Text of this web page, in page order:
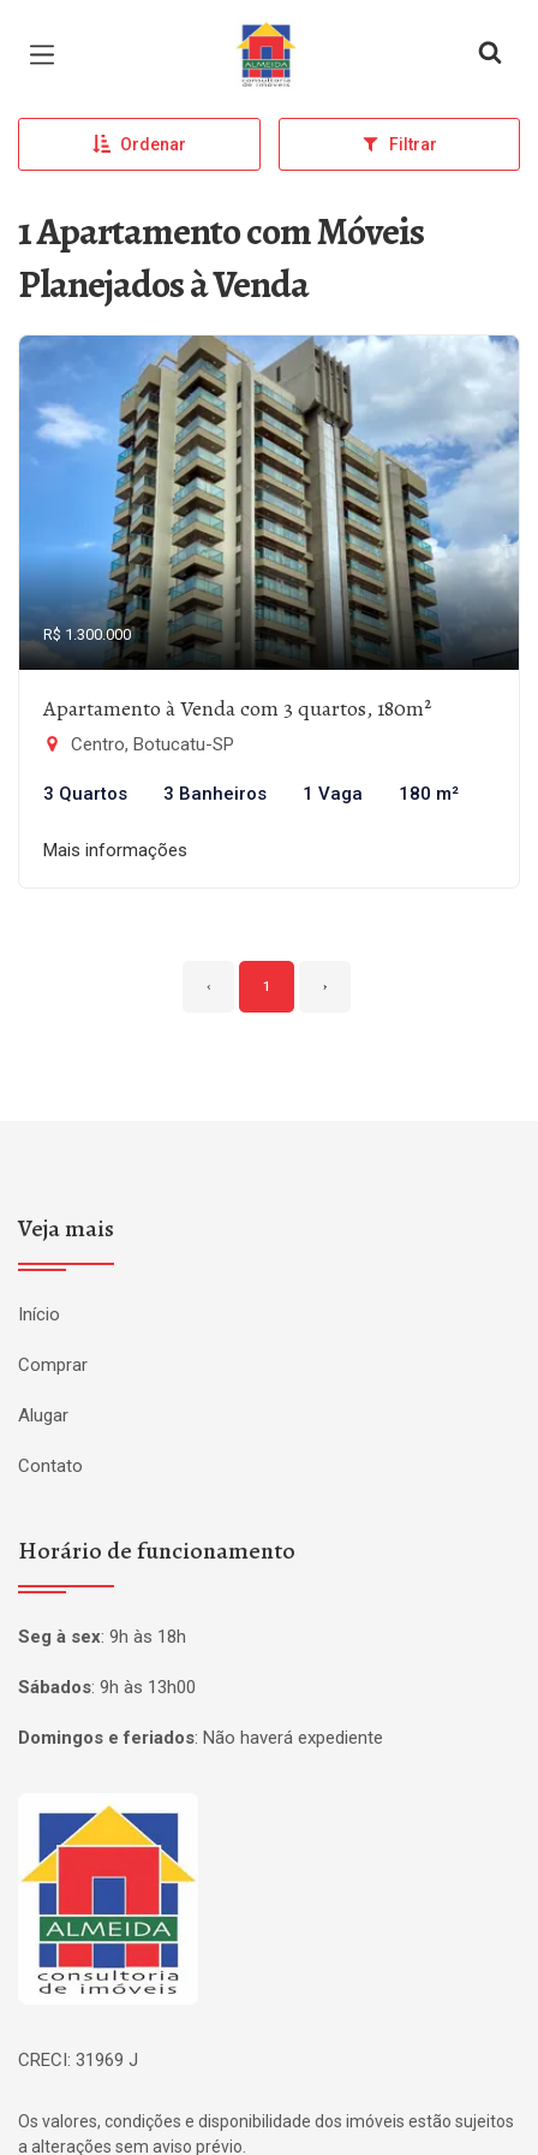
Página inicial
Ordenar Filtrar
1 Apartamento com Móveis
Planejados à Venda
R$ 1.300.000
Apartamento à Venda com 3 quartos, 180m²
Centro, Botucatu-SP
3 Quartos 3 Banheiros 1 Vaga 180 m²
Mais informações
‹ 1 ›
Veja mais
Início
Comprar
Alugar
Contato
Horário de funcionamento
Seg à sex: 9h às 18h
Sábados: 9h às 13h00
Domingos e feriados: Não haverá expediente
Página inicial
CRECI: 31969 J
Os valores, condições e disponibilidade dos imóveis estão sujeitos
a alterações sem aviso prévio.